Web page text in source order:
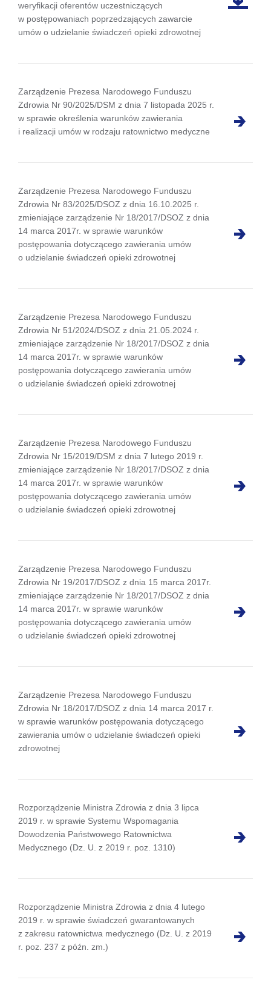
weryfikacji oferentów uczestniczących
w postępowaniach poprzedzających zawarcie
umów o udzielanie świadczeń opieki zdrowotnej
Zarządzenie Prezesa Narodowego Funduszu
Zdrowia Nr 90/2025/DSM z dnia 7 listopada 2025 r.
w sprawie określenia warunków zawierania
i realizacji umów w rodzaju ratownictwo medyczne
Zarządzenie Prezesa Narodowego Funduszu
Zdrowia Nr 83/2025/DSOZ z dnia 16.10.2025 r.
zmieniające zarządzenie Nr 18/2017/DSOZ z dnia
14 marca 2017r. w sprawie warunków
postępowania dotyczącego zawierania umów
o udzielanie świadczeń opieki zdrowotnej
Zarządzenie Prezesa Narodowego Funduszu
Zdrowia Nr 51/2024/DSOZ z dnia 21.05.2024 r.
zmieniające zarządzenie Nr 18/2017/DSOZ z dnia
14 marca 2017r. w sprawie warunków
postępowania dotyczącego zawierania umów
o udzielanie świadczeń opieki zdrowotnej
Zarządzenie Prezesa Narodowego Funduszu
Zdrowia Nr 15/2019/DSM z dnia 7 lutego 2019 r.
zmieniające zarządzenie Nr 18/2017/DSOZ z dnia
14 marca 2017r. w sprawie warunków
postępowania dotyczącego zawierania umów
o udzielanie świadczeń opieki zdrowotnej
Zarządzenie Prezesa Narodowego Funduszu
Zdrowia Nr 19/2017/DSOZ z dnia 15 marca 2017r.
zmieniające zarządzenie Nr 18/2017/DSOZ z dnia
14 marca 2017r. w sprawie warunków
postępowania dotyczącego zawierania umów
o udzielanie świadczeń opieki zdrowotnej
Zarządzenie Prezesa Narodowego Funduszu
Zdrowia Nr 18/2017/DSOZ z dnia 14 marca 2017 r.
w sprawie warunków postępowania dotyczącego
zawierania umów o udzielanie świadczeń opieki
zdrowotnej
Rozporządzenie Ministra Zdrowia z dnia 3 lipca
2019 r. w sprawie Systemu Wspomagania
Dowodzenia Państwowego Ratownictwa
Medycznego (Dz. U. z 2019 r. poz. 1310)
Rozporządzenie Ministra Zdrowia z dnia 4 lutego
2019 r. w sprawie świadczeń gwarantowanych
z zakresu ratownictwa medycznego (Dz. U. z 2019
r. poz. 237 z późn. zm.)